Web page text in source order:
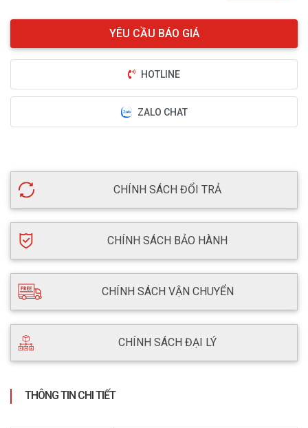
HOTLINE
ZALO CHAT
CHÍNH SÁCH ĐỔI TRẢ
CHÍNH SÁCH BẢO HÀNH
CHÍNH SÁCH VẬN CHUYỂN
CHÍNH SÁCH ĐẠI LÝ
THÔNG TIN CHI TIẾT